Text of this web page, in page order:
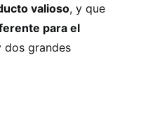
valioso, y que
para el
dos grandes